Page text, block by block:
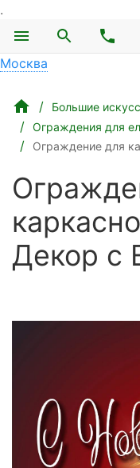
.
Москва
Большие
Ограждения для
Ограждение для
Декор с